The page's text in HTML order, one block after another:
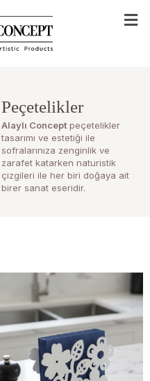
Peçetelikler
Alaylı Conceptpeçetelikler
tasarımı ve estetiği ile
sofralarınıza zenginlik ve
zarafet katarken naturistik
çizgileri ile her biri doğaya ait
birer sanat eseridir.